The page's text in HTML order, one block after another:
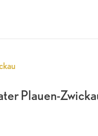
Plauen-